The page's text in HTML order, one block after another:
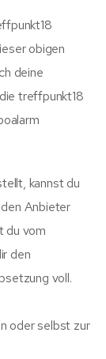
obigen
deine
treffpunkt18
kannst du
Anbieter
du vom
den
voll.
oder selbst zur